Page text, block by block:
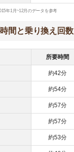
年1月~12月のデータを参考
間と乗り換え回数
所要時間
約42分
約54分
約57分
約57分
約53分